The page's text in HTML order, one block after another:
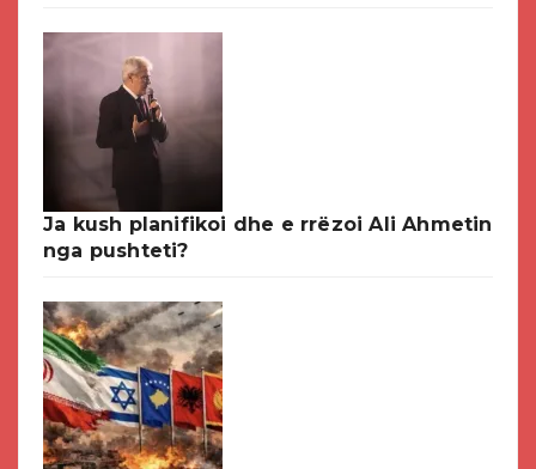
Ja kush planifikoi dhe e rrëzoi Ali Ahmetin
nga pushteti?